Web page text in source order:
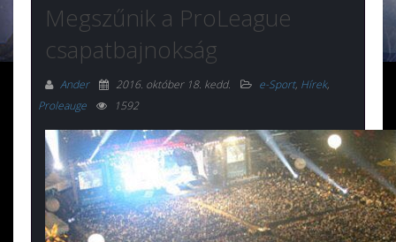
Megszűnik a ProLeague
csapatbajnokság
Ander 2016. október 18. kedd. e-Sport, Hírek,
Proleauge
1592